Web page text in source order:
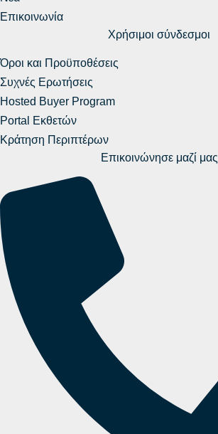
Επικοινωνία
Χρήσιμοι σύνδεσμοι
Όροι και Προϋποθέσεις
Συχνές Ερωτήσεις
Hosted Buyer Program
Portal Εκθετών
Κράτηση Περιπτέρων
Επικοινώνησε μαζί μας